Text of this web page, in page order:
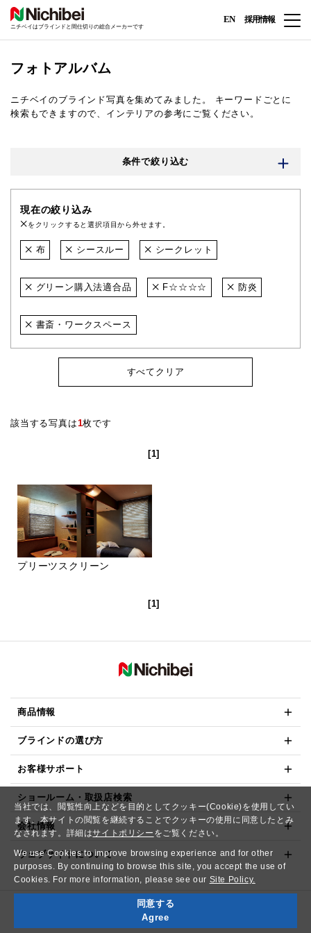
当社では、閲覧性向上などを目的としてクッキー(Cookie)を使用してい
ます。本サイトの閲覧を継続することでクッキーの使用に同意したとみ
なされます。詳細はサイトポリシー をご覧ください。
We use Cookies to improve browsing experience and for other
purposes. By continuing to browse this site, you accept the use of
Cookies. For more information, please see our Site Policy.
同意する
Agree
ニチベイはブラインドと間仕切りの総合メーカーです
EN 採用情報
フォトアルバム
ニチベイのブラインド写真を集めてみました。
キーワードごとに
検索もできますので、インテリアの参考にご覧ください。
条件で絞り込む
現在の絞り込み
をクリックすると選択項目から外せます。
布 シースルー シークレット
グリーン購入法適合品 F☆☆☆☆ 防炎
書斎・ワークスペース
すべてクリア
該当する写真は1枚です
[1]
プリーツスクリーン
[1]
商品情報
ブラインドの選び方
お客様サポート
ショールーム・取扱店検索
会社情報
ウェブサイトについて
Copyright© NICHIBEI CO.,LTD. All Rights Reserved.